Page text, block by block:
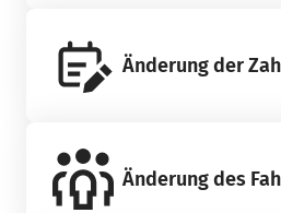
Änderung der
Änderung des